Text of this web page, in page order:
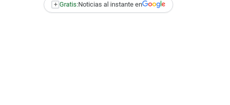
+ Gratis:Noticias al instante en